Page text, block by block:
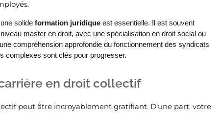
solide formation juridique est essentielle. Il est souvent
master en droit, avec une spécialisation en droit social ou
compréhension approfondie du fonctionnement des syndicats
complexes sont clés pour progresser.
en droit collectif
peut être incroyablement gratifiant. D’une part, votre